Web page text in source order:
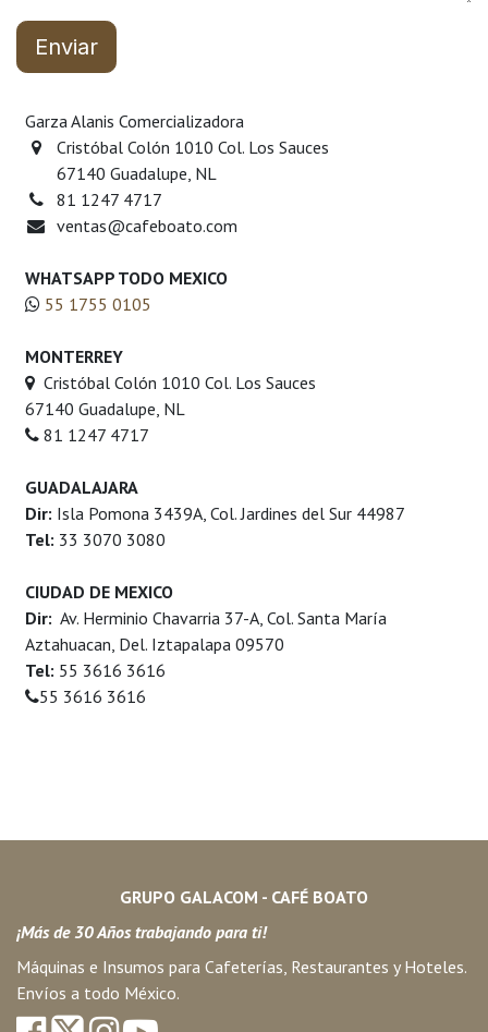
Enviar
Garza Alanis Comercializadora
Cristóbal Colón 1010 Col. Los Sauces
67140 Guadalupe, NL
81 1247 4717
ventas@cafeboato.com
WHATSAPP TODO MEXICO
55 1755 0105
MONTERREY
Cristóbal Colón 1010 Col. Los Sauces
67140 Guadalupe, NL
81 1247 4717
GUADALAJARA
Dir: Isla Pomona 3439A, Col. Jardines del Sur 44987
Tel: 33 3070 3080
CIUDAD DE MEXICO
Dir: Av. Herminio Chavarria 37-A, Col. Santa María
Aztahuacan, Del. Iztapalapa 09570
Tel: 55 3616 3616
55 3616 3616
GRUPO GALACOM - CAFÉ BOATO
¡Más de 30 Años trabajando para ti!
Máquinas e Insumos para Cafeterías, Restaurantes y Hoteles.
Envíos a todo México.